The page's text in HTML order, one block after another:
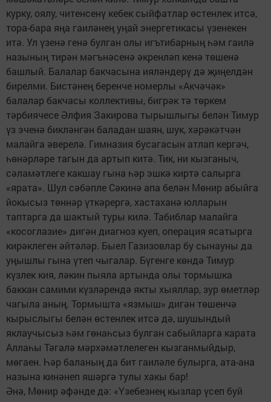
курку, оялу, читенсенү кебек сыйфатлар өстенлек итсә,
тора-бара яңа гаиләнең уңай энергетикасы үзенекен
итә. Ул үзенә генә булган олы игътибарның һәм гаилә
назының тирән мәгънәсенә әкренләп кенә төшенә
башлый. Балалар бакчасына ияләндерү дә җиңелдән
бирелми. Бистәнең беренче номерлы «Акчәчәк»
балалар бакчасы коллективы, бигрәк тә төркем
тәрбиячесе Әлфия Закирова тырышлыгы белән Тимур
үз эченә бикләнгән баладан шаян, шук, хәрәкәтчән
малайга әверелә. Гимназия бусагасын атлап кергәч,
һөнәрләре тагын да артып китә. Тик, ни кызганыч,
сәламәтлеге какшау гына һәр эшкә киртә салырга
«ярата». Шул сәбәпле Сәкинә апа белән Мөнир абыйга
йокысыз төннәр үткәрергә, хастаханә юлларын
таптарга да шактый туры килә. Табиблар малайга
«косоглазие» дигән диагноз куеп, операция ясатырга
кирәклеген әйтәләр. Быел Газизовлар бу сынауны да
уңышлы гына үтеп чыгалар. Бүгенге көндә Тимур
күзлек кия, ләкин пыяла артында олы тормышка
баккан самими күзләрендә якты хыяллар, зур өметләр
чагыла аның. Тормышта «язмыш» дигән төшенчә
кырыслыгы белән өстенлек итсә дә, шушындый
яклаучысыз һәм гөнаһсыз булган сабыйларга карата
Аллаһы Тәгалә мәрхәмәтлелеген кызганмыйдыр,
мөгаен. Һәр баланың да бит гаиләле булырга, ата-ана
назына кинәнеп яшәргә тулы хакы бар!
Әнә, Мөнир әфәнде дә: «Үзебезнең кызлар үсеп буй